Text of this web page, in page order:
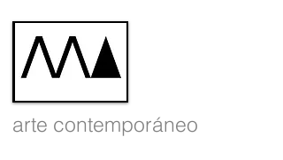
arte contemporáneo